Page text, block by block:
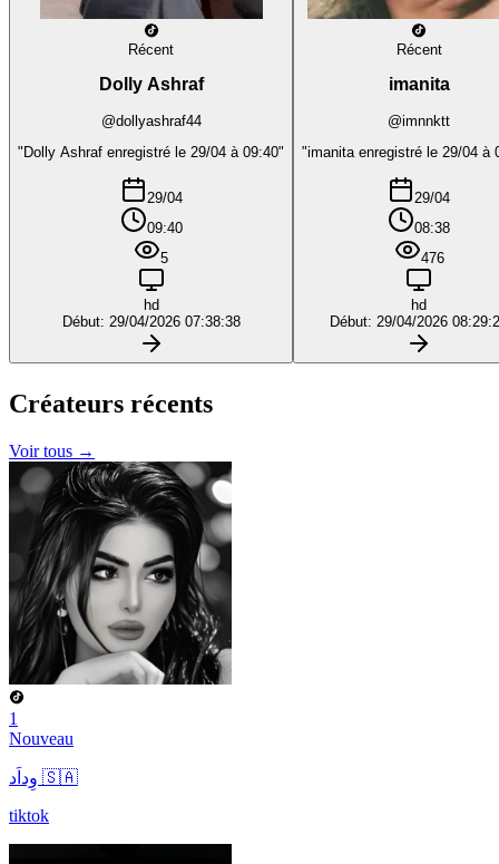
Récent
Dolly Ashraf
@dollyashraf44
"Dolly Ashraf enregistré le 29/04 à 09:40"
29/04
09:40
5
hd
Début: 29/04/2026 07:38:38
Récent
imanita
@imnnktt
"imanita enregistré le 29/04 à
29/04
08:38
476
hd
Début: 29/04/2026
Créateurs récents
Voir tous →
1
Nouveau
وِداَد 🇸🇦
tiktok